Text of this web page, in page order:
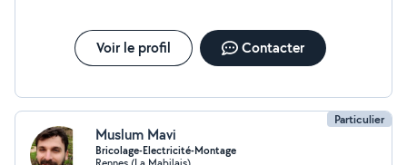
Voir le profil Contacter
Particulier
Muslum Mavi
Bricolage-Electricité-Montage